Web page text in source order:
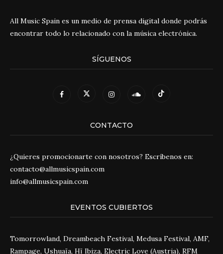
All Music Spain es un medio de prensa digital donde podrás
encontrar todo lo relacionado con la música electrónica.
SÍGUENOS
CONTACTO
¿Quieres promocionarte con nosotros? Escríbenos en:
contacto@allmusicspain.com
info@allmusicspain.com
EVENTOS CUBIERTOS
Tomorrowland, Dreambeach Festival, Medusa Festival, AMF,
Rampage, Ushuaïa, Hï Ibiza, Electric Love (Austria), RFM